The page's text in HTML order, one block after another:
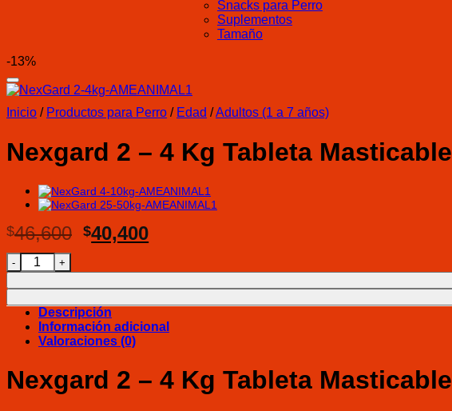
Snacks para Perro
Suplementos
Tamaño
-13%
Inicio / Productos para Perro / Edad /Adultos (1 a 7 años)
Nexgard 2 – 4 Kg Tableta Masticable
$46,600 El
original
era:
$46,600.
$40,400El
actual
es:
$40,400.
Nexgard 2 - 4 Kg Tableta Masticable cantidad
Descripción
Información adicional
Valoraciones (0)
Nexgard 2 – 4 Kg Tableta Masticable